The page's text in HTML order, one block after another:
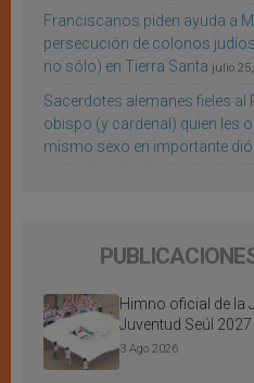
Franciscanos piden ayuda a
persecución de colonos
no sólo) en Tierra Santa julio
Sacerdotes alemanes fieles
obispo (y cardenal) quien les
mismo sexo en importante
Himno oficial de la
Juventud Seúl 2027
3 Ago 2026